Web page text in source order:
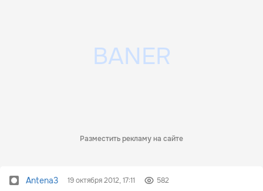
Разместить рекламу на сайте
Antena3 19 октября 2012, 17:11 582